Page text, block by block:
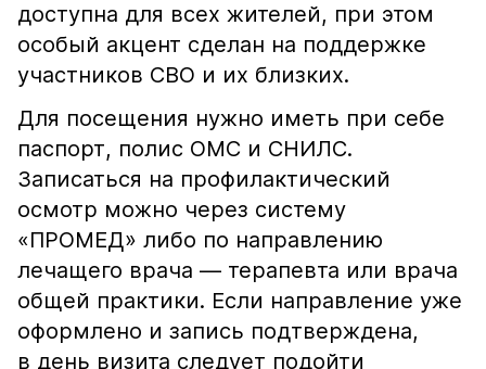
доступна для всех жителей, при этом
особый акцент сделан на поддержке
участников СВО и их близких.
Для посещения нужно иметь при себе
паспорт, полис ОМС и СНИЛС.
Записаться на профилактический
осмотр можно через систему
«ПРОМЕД» либо по направлению
лечащего врача — терапевта или врача
общей практики. Если направление уже
оформлено и запись подтверждена,
в день визита следует подойти